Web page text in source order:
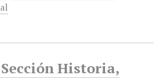
Historia,